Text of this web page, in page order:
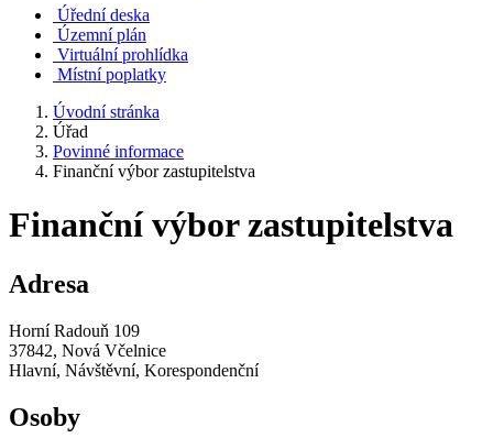
Úřední deska
Územní plán
Virtuální prohlídka
Místní poplatky
Úvodní stránka
Úřad
Povinné informace
Finanční výbor zastupitelstva
Finanční výbor zastupitelstva
Adresa
Horní Radouň 109
37842, Nová Včelnice
Hlavní, Návštěvní, Korespondenční
Osoby